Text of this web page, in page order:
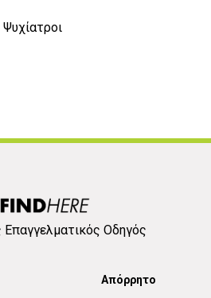
Επαγγελματικός Οδηγός
Απόρρητο